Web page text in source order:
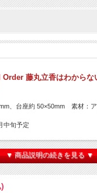
藤丸立香はわからな
、台座約 50×50mm 素材：
中旬予定
トカード決済のみご利用可能
にクレジットカード決済承認
した場合もご注文時にカード
▼ 商品説明の続きを見る ▼